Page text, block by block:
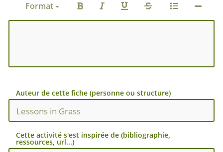
Format
Auteur de cette fiche (personne ou structure)
Cette activité s'est inspirée de (bibliographie,
ressources, url...)